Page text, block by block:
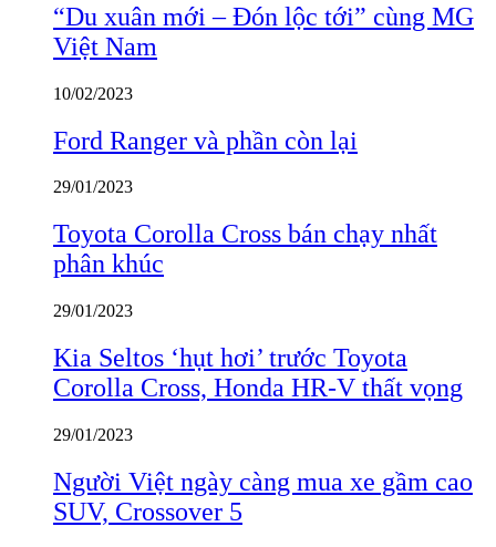
“Du xuân mới – Đón lộc tới” cùng MG
Việt Nam
10/02/2023
Ford Ranger và phần còn lại
29/01/2023
Toyota Corolla Cross bán chạy nhất
phân khúc
29/01/2023
Kia Seltos ‘hụt hơi’ trước Toyota
Corolla Cross, Honda HR-V thất vọng
29/01/2023
Người Việt ngày càng mua xe gầm cao
SUV, Crossover 5